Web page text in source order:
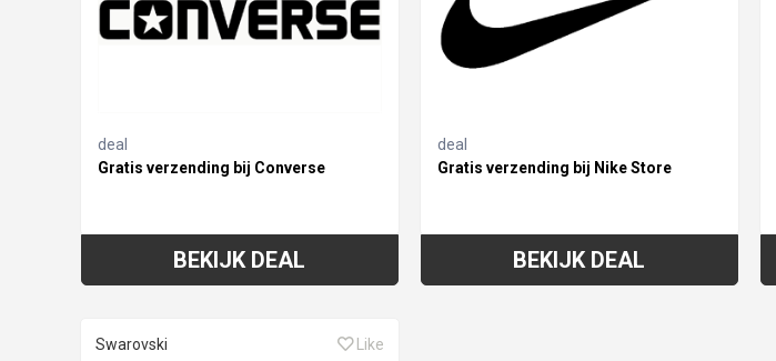
deal
Gratis verzending bij Converse
BEKIJK DEAL
deal
Gratis verzending bij Nike Store
BEKIJK DEAL
Swarovski Like